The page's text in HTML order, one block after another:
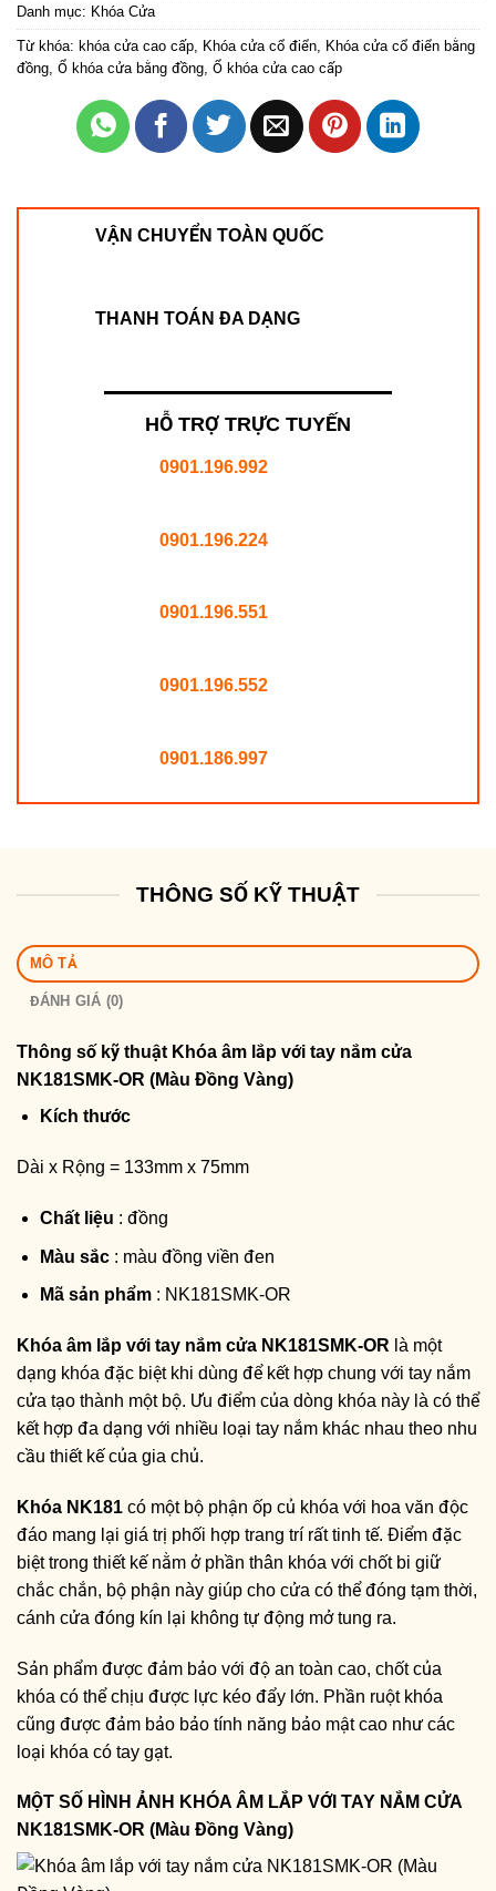
Danh mục: Khóa Cửa
Từ khóa: khóa cửa cao cấp, Khóa cửa cổ điển, Khóa cửa cổ điển bằng
đồng, Ổ khóa cửa bằng đồng, Ổ khóa cửa cao cấp
VẬN CHUYỂN TOÀN QUỐC
THANH TOÁN ĐA DẠNG
HỖ TRỢ TRỰC TUYẾN
0901.196.992
0901.196.224
0901.196.551
0901.196.552
0901.186.997
THÔNG SỐ KỸ THUẬT
MÔ TẢ
ĐÁNH GIÁ (0)
Thông số kỹ thuật Khóa âm lắp với tay nắm cửa
NK181SMK-OR (Màu Đồng Vàng)
Kích thước
Dài x Rộng = 133mm x 75mm
Chất liệu : đồng
Màu sắc: màu đồng viền đen
Mã sản phẩm: NK181SMK-OR
Khóa âm lắp với tay nắm cửa NK181SMK-OR là một
dạng khóa đặc biệt khi dùng để kết hợp chung với tay nắm
cửa tạo thành một bộ. Ưu điểm của dòng khóa này là có thể
kết hợp đa dạng với nhiều loại tay nắm khác nhau theo nhu
cầu thiết kế của gia chủ.
Khóa NK181 có một bộ phận ốp củ khóa với hoa văn độc
đáo mang lại giá trị phối hợp trang trí rất tinh tế. Điểm đặc
biệt trong thiết kế nằm ở phần thân khóa với chốt bi giữ
chắc chắn, bộ phận này giúp cho cửa có thể đóng tạm thời,
cánh cửa đóng kín lại không tự động mở tung ra.
Sản phẩm được đảm bảo với độ an toàn cao, chốt của
khóa có thể chịu được lực kéo đẩy lớn. Phần ruột khóa
cũng được đảm bảo bảo tính năng bảo mật cao như các
loại khóa có tay gạt.
MỘT SỐ HÌNH ẢNH KHÓA ÂM LẮP VỚI TAY NẮM CỬA
NK181SMK-OR (Màu Đồng Vàng)